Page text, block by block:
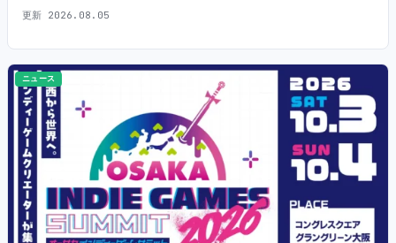
更新 2026.08.05
ニュース